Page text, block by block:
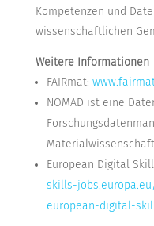
Kompetenzen und
wissenschaftlichen
Weitere Informationen
FAIRmat:
NOMAD ist eine
European Digital
skills-
european-digital-